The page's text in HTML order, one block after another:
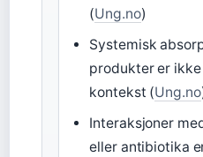
(Ung.no)
Systemisk
produkter er
kontekst (Ung.no
Interaksjoner
eller antibiotika